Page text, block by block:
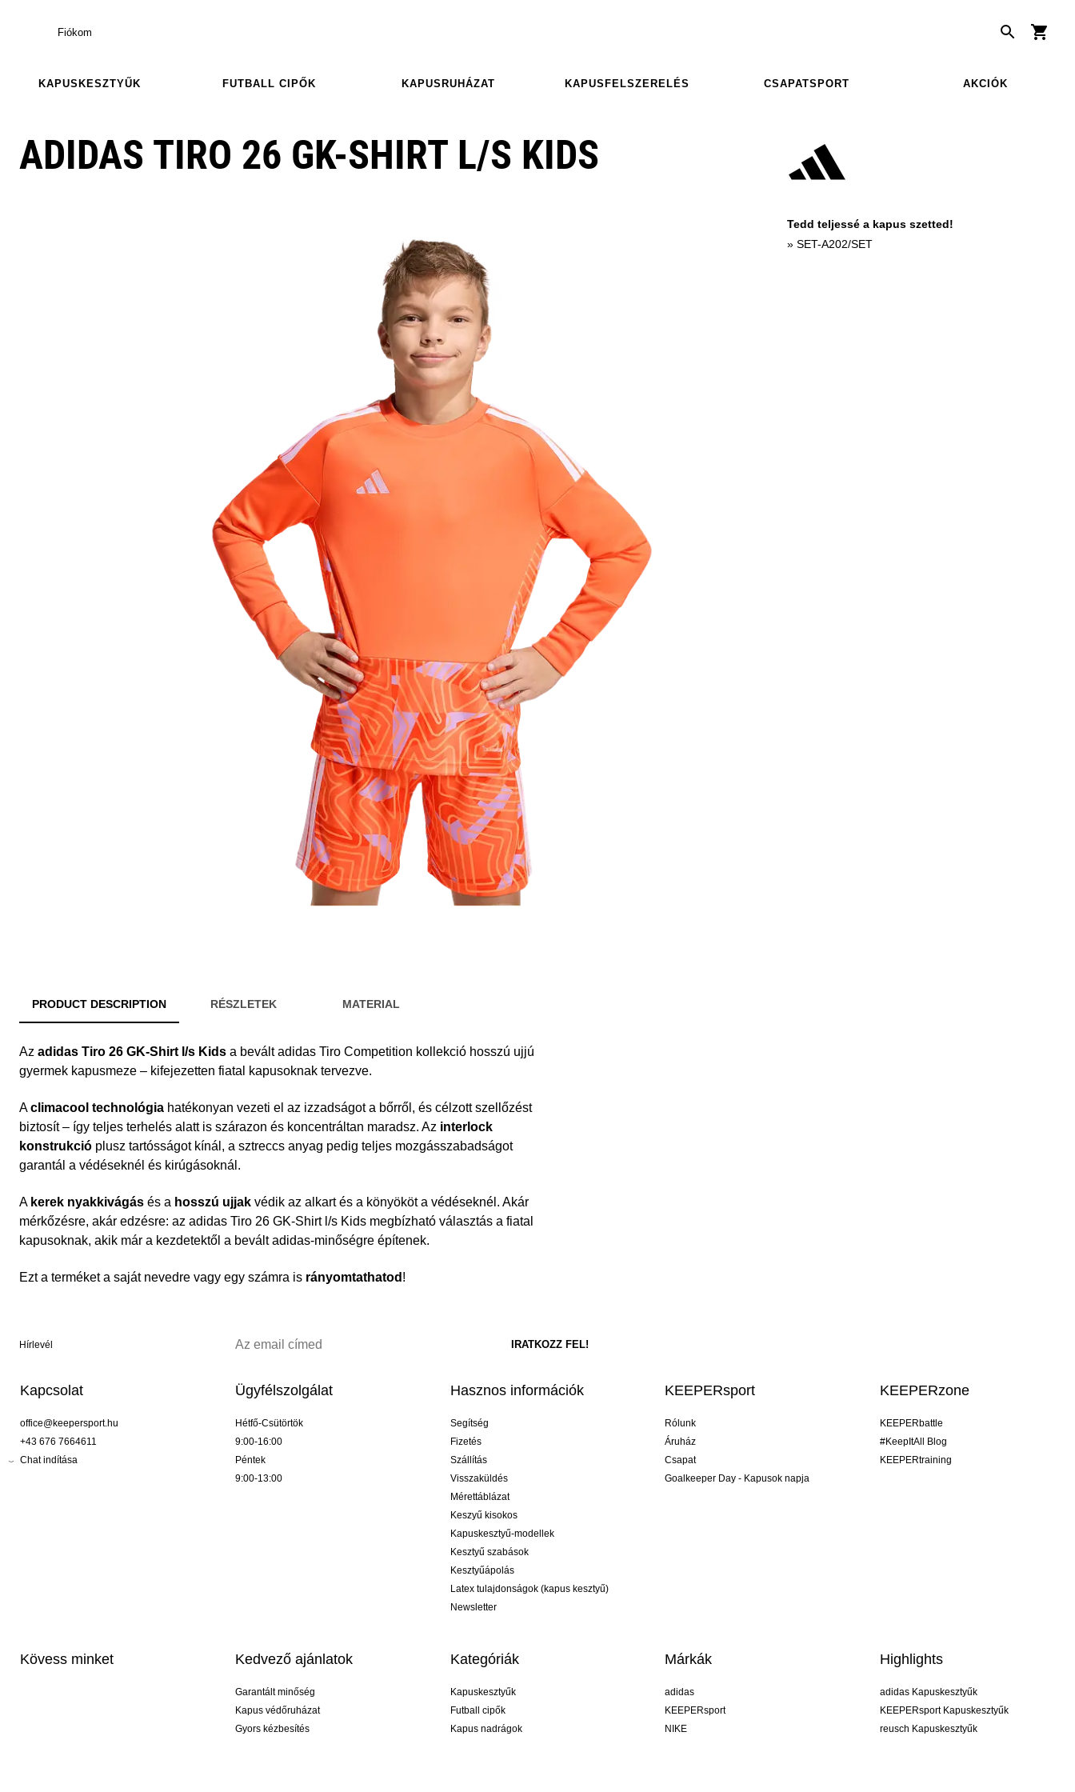
Fiókom
KAPUSKESZTYŰK FUTBALL CIPŐK KAPUSRUHÁZAT KAPUSFELSZERELÉS CSAPATSPORT AKCIÓK
ADIDAS TIRO 26 GK-SHIRT L/S KIDS
Tedd teljessé a kapus szetted!
» SET-A202/SET
PRODUCT DESCRIPTION RÉSZLETEK MATERIAL
Az adidas Tiro 26 GK-Shirt l/s Kids a bevált adidas Tiro Competition kollekció hosszú ujjú
gyermek kapusmeze – kifejezetten fiatal kapusoknak tervezve.
Aclimacool technológia hatékonyan vezeti el az izzadságot a bőrről, és célzott szellőzést
biztosít – így teljes terhelés alatt is szárazon és koncentráltan maradsz. Az interlock
konstrukció plusz tartósságot kínál, a sztreccs anyag pedig teljes mozgásszabadságot
garantál a védéseknél és kirúgásoknál.
A kerek nyakkivágás és a hosszú ujjak védik az alkart és a könyököt a védéseknél. Akár
mérkőzésre, akár edzésre: az adidas Tiro 26 GK-Shirt l/s Kids megbízható választás a fiatal
kapusoknak, akik már a kezdetektől a bevált adidas-minőségre építenek.
Ezt a terméket a saját nevedre vagy egy számra is rányomtathatod !
Hírlevél
Kapcsolat
office@keepersport.hu
+43 676 7664611
Chat indítása
Ügyfélszolgálat
Hétfő-Csütörtök
9:00-16:00
Péntek
9:00-13:00
Hasznos információk
Segítség
Fizetés
Szállítás
Visszaküldés
Mérettáblázat
Keszyű kisokos
Kapuskesztyű-modellek
Kesztyű szabások
Kesztyűápolás
Latex tulajdonságok (kapus kesztyű)
Newsletter
KEEPERsport
Rólunk
Áruház
Csapat
Goalkeeper Day - Kapusok napja
KEEPERzone
KEEPERbattle
#KeepItAll Blog
KEEPERtraining
Kövess minket Kedvező ajánlatok
Garantált minőség
Kapus védőruházat
Gyors kézbesítés
Kategóriák
Kapuskesztyűk
Futball cipők
Kapus nadrágok
Márkák
adidas
KEEPERsport
NIKE
Highlights
adidas Kapuskesztyűk
KEEPERsport Kapuskesztyűk
reusch Kapuskesztyűk